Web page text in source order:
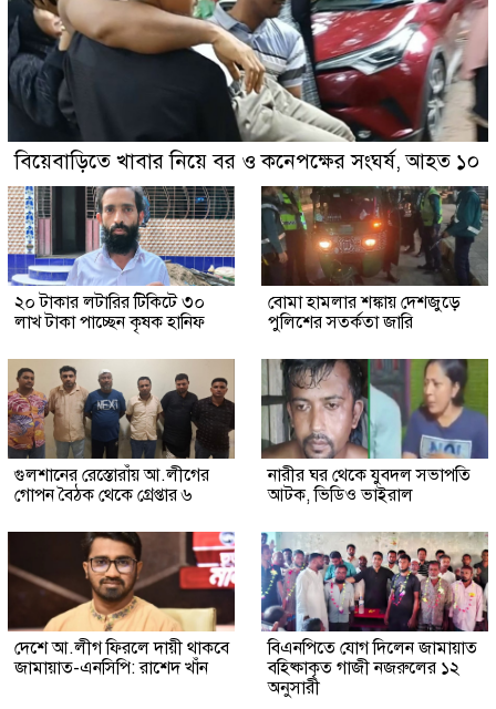
বিয়েবাড়িতে খাবার নিয়ে বর ও কনেপক্ষের সংঘর্ষ, আহত ১০
২০ টাকার লটারির টিকিটে ৩০
লাখ টাকা পাচ্ছেন কৃষক হানিফ
বোমা হামলার শঙ্কায় দেশজুড়ে
পুলিশের সতর্কতা জারি
গুলশানের রেস্তোরাঁয় আ.লীগের
গোপন বৈঠক থেকে গ্রেপ্তার ৬
নারীর ঘর থেকে যুবদল সভাপতি
আটক, ভিডিও ভাইরাল
দেশে আ.লীগ ফিরলে দায়ী থাকবে
জামায়াত-এনসিপি: রাশেদ খাঁন
বিএনপিতে যোগ দিলেন জামায়াত
বহিষ্কাকৃত গাজী নজরুলের ১২
অনুসারী